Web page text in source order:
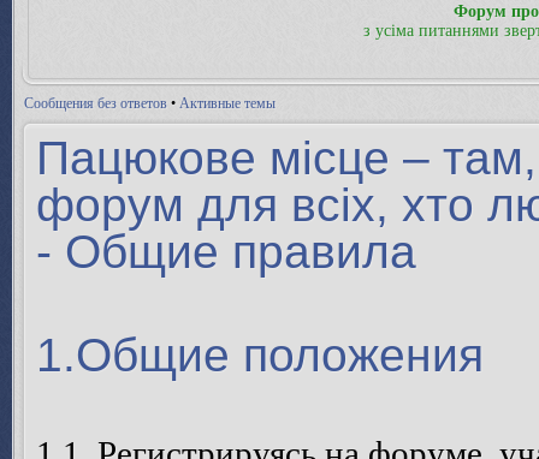
Форум
з усіма питаннями
Сообщения без ответов • Активные темы
Пацюкове місце –
форум для всіх, хто
- Общие правила
1.Общие положения